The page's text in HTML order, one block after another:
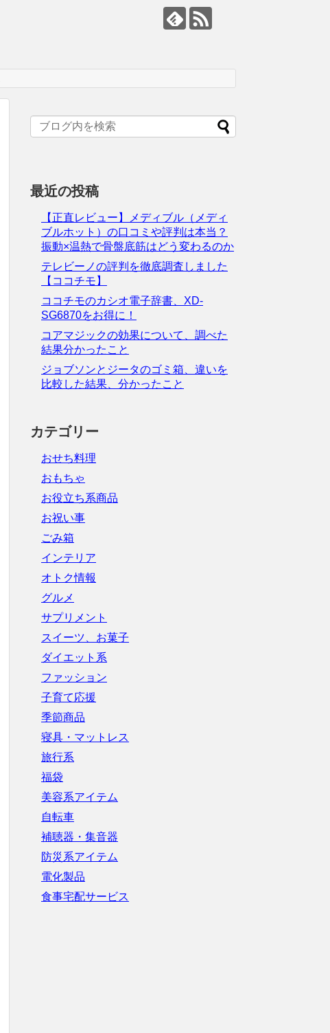
最近の投稿
【正直レビュー】メディブル（メディ
ブルホット）の口コミや評判は本当？
振動×温熱で骨盤底筋はどう変わるのか
テレビーノの評判を徹底調査しました
【ココチモ】
ココチモのカシオ電子辞書、XD-
SG6870をお得に！
コアマジックの効果について、調べた
結果分かったこと
ジョブソンとジータのゴミ箱、違いを
比較した結果、分かったこと
カテゴリー
おせち料理
おもちゃ
お役立ち系商品
お祝い事
ごみ箱
インテリア
オトク情報
グルメ
サプリメント
スイーツ、お菓子
ダイエット系
ファッション
子育て応援
季節商品
寝具・マットレス
旅行系
福袋
美容系アイテム
自転車
補聴器・集音器
防災系アイテム
電化製品
食事宅配サービス